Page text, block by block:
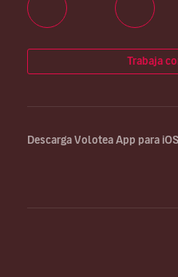
Trabaja
Descarga Volotea App para